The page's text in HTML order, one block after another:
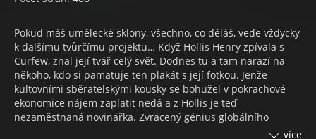
Pokud máš umělecké sklony, všechno, co děláš, vede vždycky
k dalšímu tvůrčímu projektu… Když Hollis Henry zpívala s
Curfew, znal její tvář celý svět. Dodnes tu a tam narazí na
někoho, kdo si pamatuje ten plakát s její fotkou. Jenže
kultovními sběratelskými kousky se bohužel v pokrachové
ekonomice nájem zaplatit nedá a z Hollis je teď
nezaměstnaná novinářka. Zvrácený génius globálního
marketingu Hubertus Bigend je tím posledním, pro koho by
více